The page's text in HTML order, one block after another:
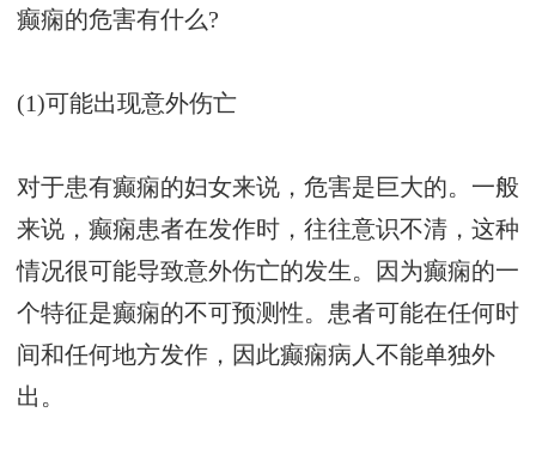
癫痫的危害有什么?
(1)可能出现意外伤亡
对于患有癫痫的妇女来说，危害是巨大的。一般
来说，癫痫患者在发作时，往往意识不清，这种
情况很可能导致意外伤亡的发生。因为癫痫的一
个特征是癫痫的不可预测性。患者可能在任何时
间和任何地方发作，因此癫痫病人不能单独外
出。